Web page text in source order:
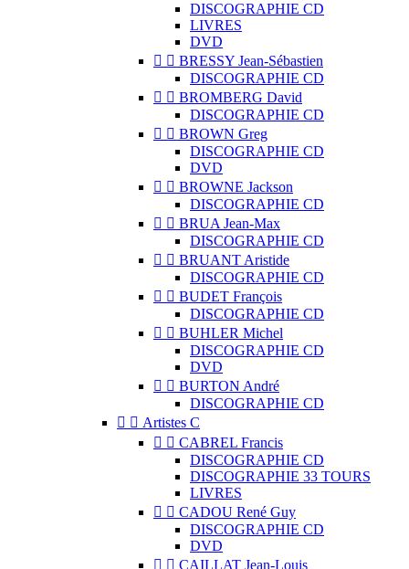
DISCOGRAPHIE CD
LIVRES
DVD
  BRESSY Jean-Sébastien
DISCOGRAPHIE CD
  BROMBERG David
DISCOGRAPHIE CD
  BROWN Greg
DISCOGRAPHIE CD
DVD
  BROWNE Jackson
DISCOGRAPHIE CD
  BRUA Jean-Max
DISCOGRAPHIE CD
  BRUANT Aristide
DISCOGRAPHIE CD
  BUDET François
DISCOGRAPHIE CD
  BUHLER Michel
DISCOGRAPHIE CD
DVD
  BURTON André
DISCOGRAPHIE CD
  Artistes C
  CABREL Francis
DISCOGRAPHIE CD
DISCOGRAPHIE 33 TOURS
LIVRES
  CADOU René Guy
DISCOGRAPHIE CD
DVD
  CAILLAT Jean-Louis